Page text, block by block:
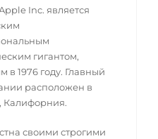
Inc. является
гигантом,
в 1976 году. Главный
расположен в
Калифорния.
своими строгими